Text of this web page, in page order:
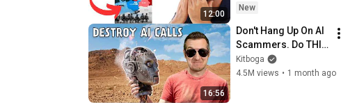
12:00
Vorbereitung, um
auszusetzen?
New
16:56
Don't Hang Up On AI
Scammers. Do THIS
Instead.
Kitboga
4.5M views • 1 month ago